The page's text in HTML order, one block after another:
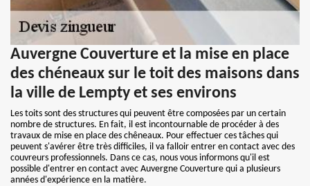
Auvergne Couverture et la mise en place
des chéneaux sur le toit des maisons dans
la ville de Lempty et ses environs
Les toits sont des structures qui peuvent être composées par un certain
nombre de structures. En fait, il est incontournable de procéder à des
travaux de mise en place des chêneaux. Pour effectuer ces tâches qui
peuvent s'avérer être très difficiles, il va falloir entrer en contact avec des
couvreurs professionnels. Dans ce cas, nous vous informons qu'il est
possible d'entrer en contact avec Auvergne Couverture qui a plusieurs
années d'expérience en la matière.